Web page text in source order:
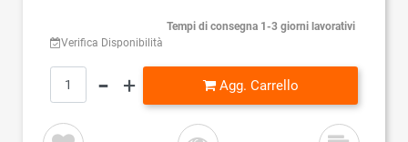
Verifica Disponibilità
Tempi di consegna 1-3 giorni lavorativi
Quantità
Agg. Carrello